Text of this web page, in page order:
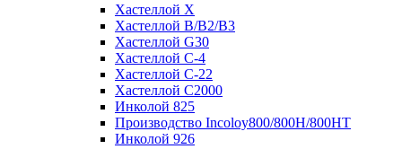
Хастеллой X
Хастеллой B/B2/B3
Хастеллой G30
Хастеллой С-4
Хастеллой С-22
Хастеллой C2000
Инколой 825
Производство Incoloy800/800H/800HT
Инколой 926